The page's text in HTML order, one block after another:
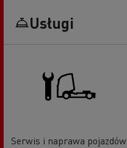
Usługi
Serwis i naprawa pojazdów